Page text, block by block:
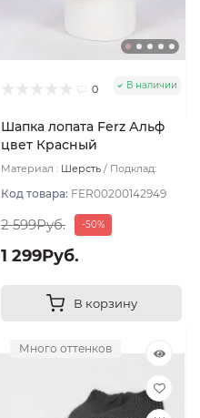
0 В наличии
Шапка лопата Ferz Альф
цвет Красный
Материал : Шерсть
Подклад:
Код товара: FER00200142949
2 599Руб. -50%
1 299Руб.
В корзину
Много оттенков